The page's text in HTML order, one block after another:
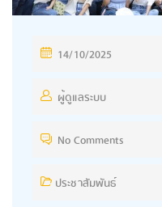
14/10/2025
ผู้ดูแลระบบ
No Comments
ประชาสัมพันธ์